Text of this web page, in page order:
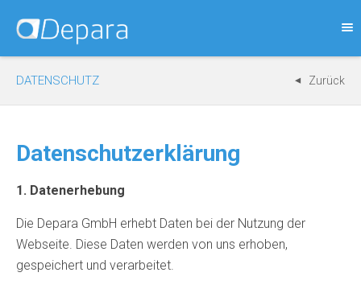
Zurück
DATENSCHUTZ
Datenschutzerklärung
1. Datenerhebung
Die Depara GmbH erhebt Daten bei der Nutzung der
Webseite. Diese Daten werden von uns erhoben,
gespeichert und verarbeitet.